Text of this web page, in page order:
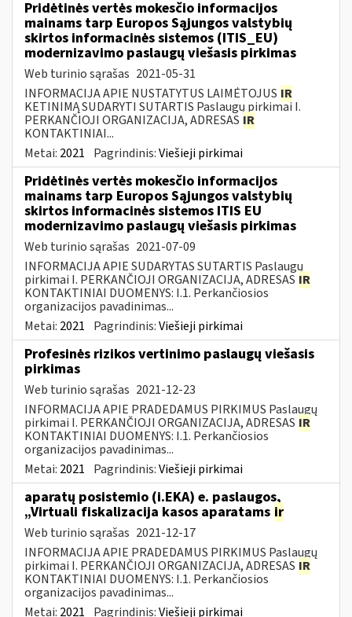
Pridėtinės vertės mokesčio informacijos
mainams tarp Europos Sąjungos valstybių
skirtos informacinės sistemos (ITIS_EU)
modernizavimo paslaugų viešasis pirkimas
Web turinio sąrašas 2021-05-31
INFORMACIJA APIE NUSTATYTUS LAIMĖTOJUS IR
KETINIMĄ SUDARYTI SUTARTIS Paslaugų pirkimai I.
PERKANČIOJI ORGANIZACIJA, ADRESAS IR
KONTAKTINIAI...
Metai: 2021 Pagrindinis:Viešieji pirkimai
Pridėtinės vertės mokesčio informacijos
mainams tarp Europos Sąjungos valstybių
skirtos informacinės sistemos ITIS EU
modernizavimo paslaugų viešasis pirkimas
Web turinio sąrašas 2021-07-09
INFORMACIJA APIE SUDARYTAS SUTARTIS Paslaugų
pirkimai I. PERKANČIOJI ORGANIZACIJA, ADRESAS IR
KONTAKTINIAI DUOMENYS: I.1. Perkančiosios
organizacijos pavadinimas...
Metai: 2021 Pagrindinis:Viešieji pirkimai
Profesinės rizikos vertinimo paslaugų viešasis
pirkimas
Web turinio sąrašas 2021-12-23
INFORMACIJA APIE PRADEDAMUS PIRKIMUS Paslaugų
pirkimai I. PERKANČIOJI ORGANIZACIJA, ADRESAS IR
KONTAKTINIAI DUOMENYS: I.1. Perkančiosios
organizacijos pavadinimas...
Metai: 2021 Pagrindinis:Viešieji pirkimai
aparatų posistemio (i.EKA) e. paslaugos,
„Virtuali fiskalizacija kasos aparatams ir
Web turinio sąrašas 2021-12-17
INFORMACIJA APIE PRADEDAMUS PIRKIMUS Paslaugų
pirkimai I. PERKANČIOJI ORGANIZACIJA, ADRESAS IR
KONTAKTINIAI DUOMENYS: I.1. Perkančiosios
organizacijos pavadinimas...
Metai: 2021 Pagrindinis:Viešieji pirkimai